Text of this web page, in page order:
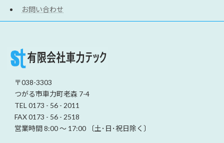
お問い合わせ
〒038-3303
つがる市車力町老森 7-4
TEL 0173 - 56 - 2011
FAX 0173 - 56 - 2518
営業時間 8:00 ～ 17:00 〔土･日･祝日除く〕